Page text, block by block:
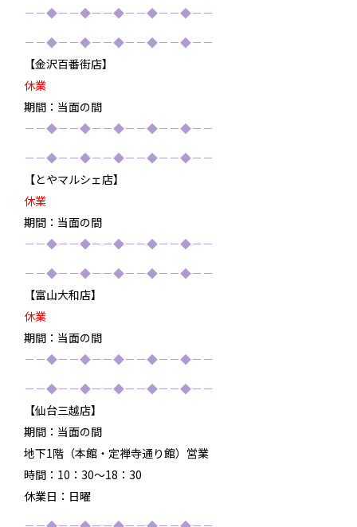
－－◆－－◆－－◆－－◆－－◆－－
－－◆－－◆－－◆－－◆－－◆－－
【金沢百番街店】
休業
期間：当面の間
－－◆－－◆－－◆－－◆－－◆－－
－－◆－－◆－－◆－－◆－－◆－－
【とやマルシェ店】
休業
期間：当面の間
－－◆－－◆－－◆－－◆－－◆－－
－－◆－－◆－－◆－－◆－－◆－－
【富山大和店】
休業
期間：当面の間
－－◆－－◆－－◆－－◆－－◆－－
－－◆－－◆－－◆－－◆－－◆－－
【仙台三越店】
期間：当面の間
地下1階（本館・定禅寺通り館）営業
時間：10：30～18：30
休業日：日曜